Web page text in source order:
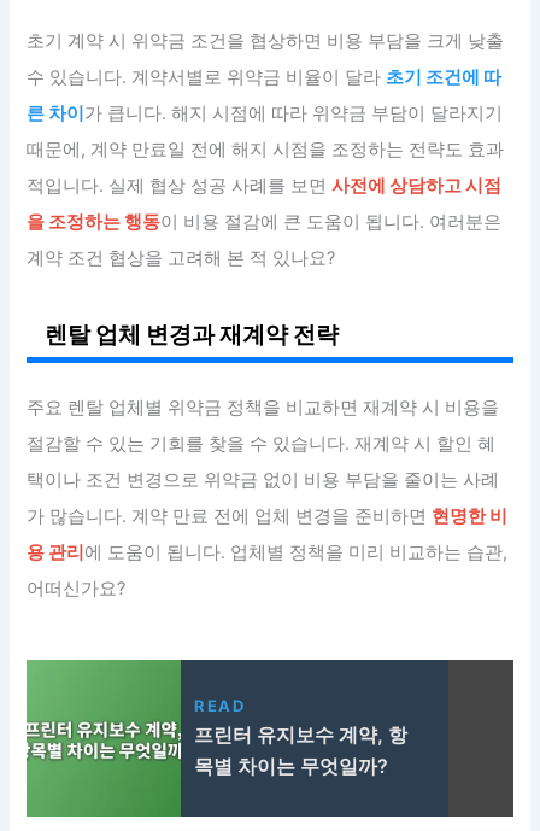
초기 계약 시 위약금 조건을 협상하면 비용 부담을 크게 낮출
수 있습니다. 계약서별로 위약금 비율이 달라 초기 조건에 따
른 차이가 큽니다. 해지 시점에 따라 위약금 부담이 달라지기
때문에, 계약 만료일 전에 해지 시점을 조정하는 전략도 효과
적입니다. 실제 협상 성공 사례를 보면사전에 상담하고 시점
을 조정하는 행동이 비용 절감에 큰 도움이 됩니다. 여러분은
계약 조건 협상을 고려해 본 적 있나요?
렌탈 업체 변경과 재계약 전략
주요 렌탈 업체별 위약금 정책을 비교하면 재계약 시 비용을
절감할 수 있는 기회를 찾을 수 있습니다. 재계약 시 할인 혜
택이나 조건 변경으로 위약금 없이 비용 부담을 줄이는 사례
가 많습니다. 계약 만료 전에 업체 변경을 준비하면 현명한 비
용 관리에 도움이 됩니다. 업체별 정책을 미리 비교하는 습관,
어떠신가요?
READ
프린터 유지보수 계약, 항
목별 차이는 무엇일까?